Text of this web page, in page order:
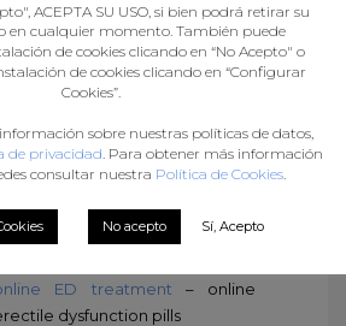
11, 2024 at 10:10 am
edpillpharmacy.store/# ed
medications cost
says :Accede para
11, 2024 at 10:48 am
ED treatment – online
dysfunction pills
ACEPTA SU USO, si bien podrá retirar su
en cualquier momento. También puede
de cookies clicando en “No Acepto" o
de cookies clicando en “Configurar
Cookies”.
sobre nuestras políticas de datos,
de privacidad . Para obtener más información
consultar nuestra Política de Cookies.
No acepto Sí, Acepto